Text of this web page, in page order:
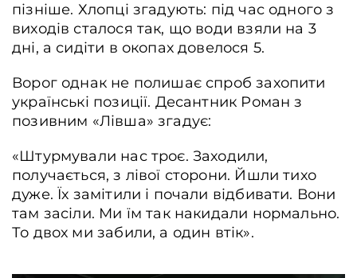
пізніше. Хлопці згадують: під час одного з
виходів сталося так, що води взяли на 3
дні, а сидіти в окопах довелося 5.
Ворог однак не полишає спроб захопити
українські позиції. Десантник Роман з
позивним «Лівша» згадує:
«Штурмували нас троє. Заходили,
получається, з лівої сторони. Йшли тихо
дуже. Їх замітили і почали відбивати. Вони
там засіли. Ми їм так накидали нормально.
То двох ми забили, а один втік».